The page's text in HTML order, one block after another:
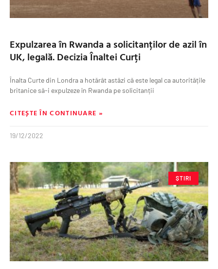
Expulzarea în Rwanda a solicitanților de azil în
UK, legală. Decizia Înaltei Curți
Înalta Curte din Londra a hotărât astăzi că este legal ca autoritățile
britanice să-i expulzeze în Rwanda pe solicitanții
CITEȘTE ÎN CONTINUARE »
19/12/2022
ȘTIRI